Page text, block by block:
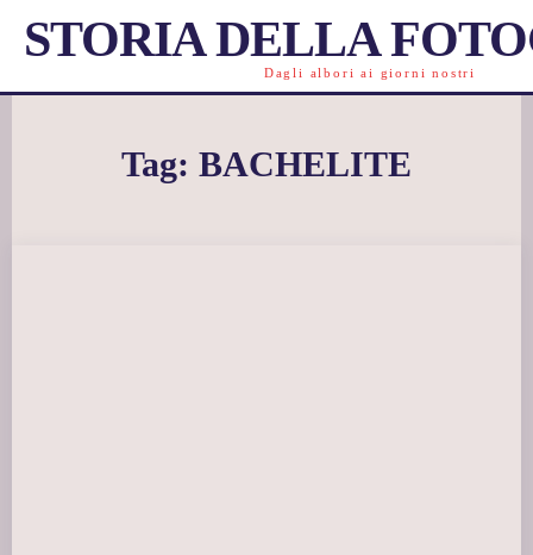
STORIA DELLA
Dagli albori ai giorni nostri
Tag: BACHELITE